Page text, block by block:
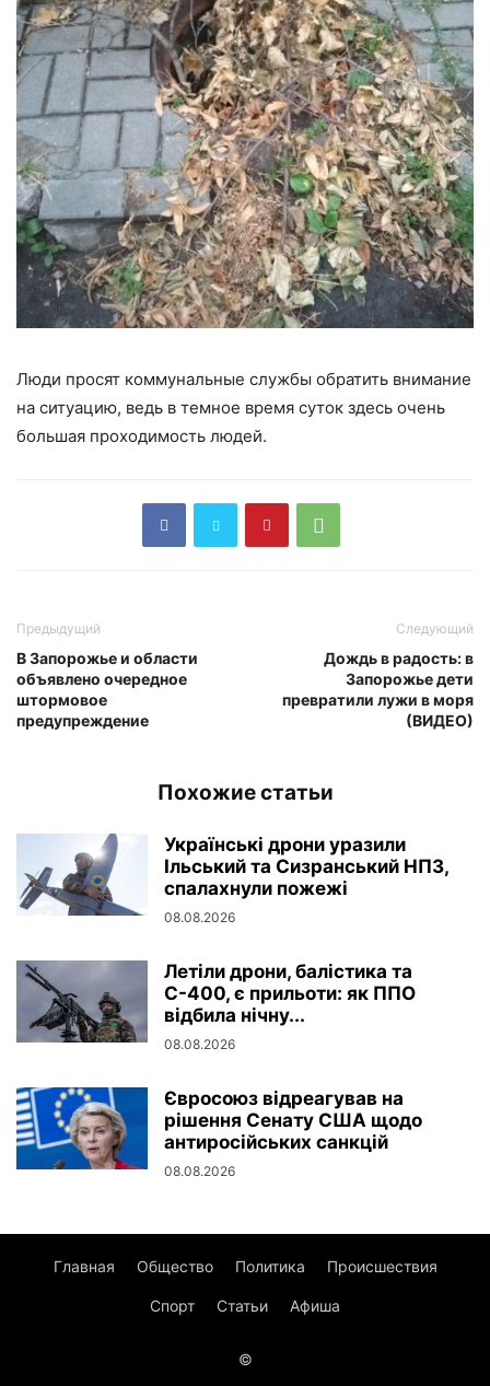
Люди просят коммунальные службы обратить внимание
на ситуацию, ведь в темное время суток здесь очень
большая проходимость людей.
Предыдущий
В Запорожье и области
объявлено очередное
штормовое
предупреждение
Следующий
Дождь в радость: в
Запорожье дети
превратили лужи в моря
(ВИДЕО)
Похожие статьи
Українські дрони уразили
Ільський та Сизранський НПЗ,
спалахнули пожежі
08.08.2026
Летіли дрони, балістика та
С-400, є прильоти: як ППО
відбила нічну...
08.08.2026
Євросоюз відреагував на
рішення Сенату США щодо
антиросійських санкцій
08.08.2026
Главная Общество Политика Происшествия
Спорт Статьи Афиша
©